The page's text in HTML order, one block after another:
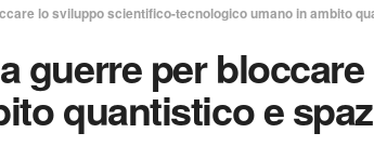
lo sviluppo scientifico-tecnologico umano in ambito
guerre per
quantistico e